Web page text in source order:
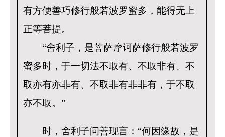
有方便善巧修行般若波罗蜜多，能得无上
正等菩提。
“舍利子，是菩萨摩诃萨修行般若波罗
蜜多时，于一切法不取有、不取非有、不
取亦有亦非有、不取非有非非有，于不取
亦不取。”
时，舍利子问善现言：“何因缘故，是